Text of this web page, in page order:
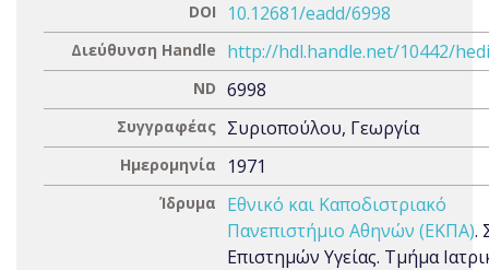
DOI 10.12681/eadd/6998
Διεύθυνση Handle http://hdl.handle.net/10442/
ND 6998
Συγγραφέας Συριοπούλου, Γεωργία
Ημερομηνία 1971
Ίδρυμα
Εθνικό και Καποδιστριακό
Πανεπιστήμιο Αθηνών (ΕΚΠΑ).
Επιστημών Υγείας. Τμήμα